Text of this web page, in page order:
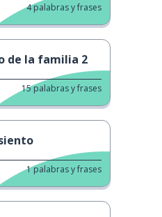
4palabras y frases
de la familia 2
15palabras y frases
1palabras y frases